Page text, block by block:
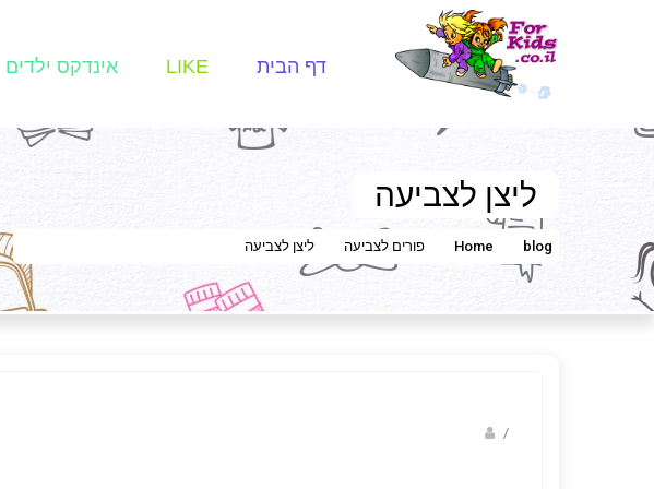
דף הבית LIKE אינדקס ילדים
ליצן לצביעה
Home blog פורים לצביעה ליצן לצביעה
/